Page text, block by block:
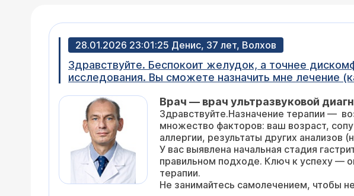
28.01.2026 23:01:25 Денис, 37 лет, Волхов
Здравствуйте. Беспокоит желудок, а точнее
исследования. Вы сможете назначить мне лечение (какие
бледно-розовая, гладкая, блестящая. Стенки
пищеводно-желудочного перехода, хиатуса. Кардиальный жом
содержит прозрачный без примеси желчи. Складки
при инсуффляции воздуха. При осмотре в
антрума ровными волнами прослеживается по всем
блестящая. Слизистая оболочка в антральном отделе шереховатая, умеренно отёчная, очагово гиперемированная,
блестящая. Привратник округлый, смыкается плотно. Луковица двенадцатиперстной кишки правильной формы, слизистая
бархатистая, розовая, блестящая. Выход из
Врач — врач ультразвуковой
Здравствуйте.Назначение терапии —
множество факторов: ваш возраст,
аллергии, результаты других
У вас выявлена начальная стадия
правильном подходе. Ключ к успеху —
терапии.
Не занимайтесь самолечением, чтобы